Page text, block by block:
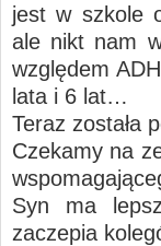
jest w szkole
ale nikt nam
względem
lata i 6 lat…
Teraz została
Czekamy na
Syn ma
zaczepia